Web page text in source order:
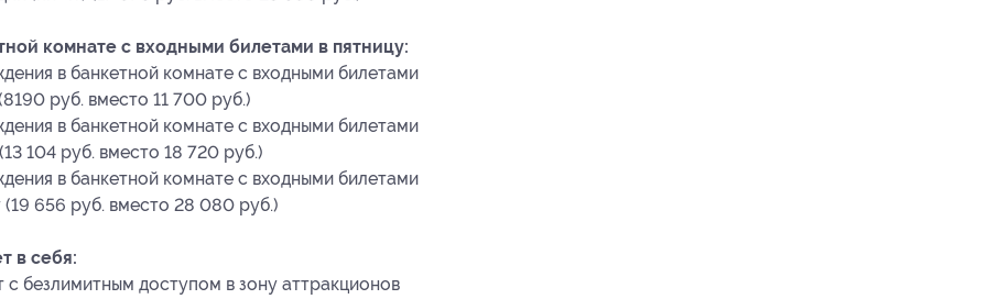
комнате с входными билетами в пятницу:
в банкетной комнате с входными билетами
руб. вместо 11 700 руб.)
в банкетной комнате с входными билетами
104 руб. вместо 18 720 руб.)
в банкетной комнате с входными билетами
(19 656 руб. вместо 28 080 руб.)
в себя:
безлимитным доступом в зону аттракционов